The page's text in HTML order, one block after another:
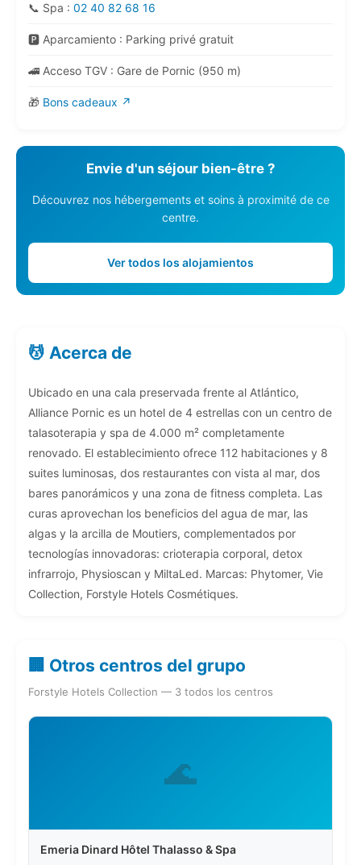
💆 Acerca de
Ubicado en una cala preservada frente al Atlántico,
Alliance Pornic es un hotel de 4 estrellas con un centro de
talasoterapia y spa de 4.000 m² completamente
renovado. El establecimiento ofrece 112 habitaciones y 8
suites luminosas, dos restaurantes con vista al mar, dos
bares panorámicos y una zona de fitness completa. Las
curas aprovechan los beneficios del agua de mar, las
algas y la arcilla de Moutiers, complementados por
tecnologías innovadoras: crioterapia corporal, detox
infrarrojo, Physioscan y MiltaLed. Marcas: Phytomer, Vie
Collection, Forstyle Hotels Cosmétiques.
🏢 Otros centros del grupo
Forstyle Hotels Collection — 3 todos los centros
🌊
Emeria Dinard Hôtel Thalasso & Spa
📞 Spa : 02 40 82 68 16
🅿️ Aparcamiento : Parking privé gratuit
🚄 Acceso TGV : Gare de Pornic (950 m)
🎁 Bons cadeaux ↗
Envie d'un séjour bien-être ?
Découvrez nos hébergements et soins à proximité de ce
centre.
Ver todos los alojamientos